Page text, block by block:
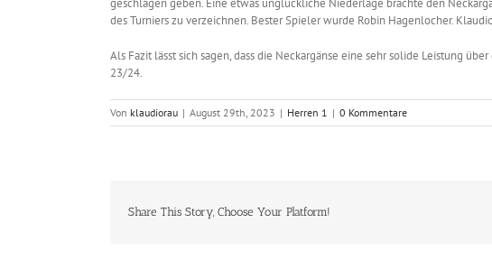
geschlagen geben. Eine etwas unglückliche Niederlage brachte den
des Turniers zu verzeichnen. Bester Spieler wurde Robin Hagenlocher.
Als Fazit lässt sich sagen, dass die Neckargänse eine sehr solide Leistung
23/24.
Von klaudiorau | August 29th, 2023 | Herren 1 | 0 Kommentare
Share This Story, Choose Your Platform!